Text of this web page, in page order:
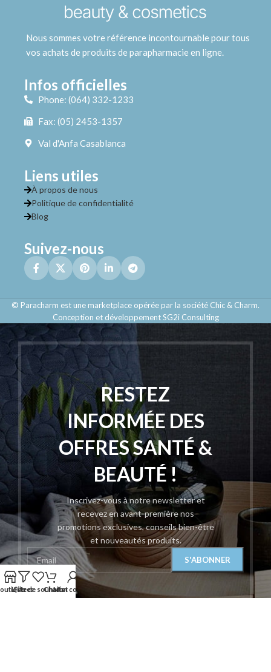
Nous sommes votre référence incontournable pour tous
vos achats de produits de parapharmacie en ligne.
Infos officielles
Phone: (064) 332-1233
Fax: (05) 2453-1357
Val d'Anfa Casablanca
Liens utiles
À propos de nous
Politique de confidentialité
Blog
Suivez-nous
© Paracharm est une marketplace opérée par la société Chic & Charm.
Conception et développement SG2i Consulting
RESTEZ
INFORMÉE DES
OFFRES SANTÉ &
BEAUTÉ !
Inscrivez-vous à notre newsletter et
recevez en avant-première nos
promotions exclusives, conseils bien-être
et nouveautés produits.
Filtres
Liste de souhaits
Chariot
Mon compte